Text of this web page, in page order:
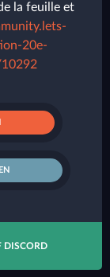
la feuille et
20e-
DISCORD